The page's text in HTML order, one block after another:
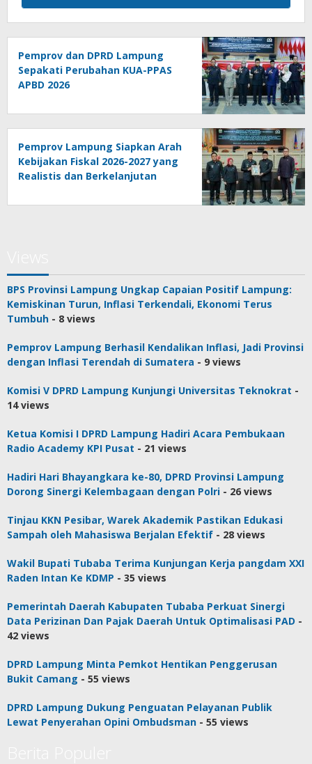
Pemprov dan DPRD Lampung
Sepakati Perubahan KUA-PPAS
APBD 2026
Pemprov Lampung Siapkan Arah
Kebijakan Fiskal 2026-2027 yang
Realistis dan Berkelanjutan
BPS Provinsi Lampung Ungkap Capaian Positif Lampung:
Kemiskinan Turun, Inflasi Terkendali, Ekonomi Terus
Tumbuh - 8 views
Pemprov Lampung Berhasil Kendalikan Inflasi, Jadi Provinsi
dengan Inflasi Terendah di Sumatera - 9 views
Komisi V DPRD Lampung Kunjungi Universitas Teknokrat -
14 views
Ketua Komisi I DPRD Lampung Hadiri Acara Pembukaan
Radio Academy KPI Pusat - 21 views
Hadiri Hari Bhayangkara ke-80, DPRD Provinsi Lampung
Dorong Sinergi Kelembagaan dengan Polri - 26 views
Tinjau KKN Pesibar, Warek Akademik Pastikan Edukasi
Sampah oleh Mahasiswa Berjalan Efektif - 28 views
Wakil Bupati Tubaba Terima Kunjungan Kerja pangdam XXI
Raden Intan Ke KDMP - 35 views
Pemerintah Daerah Kabupaten Tubaba Perkuat Sinergi
Data Perizinan Dan Pajak Daerah Untuk Optimalisasi PAD -
42 views
DPRD Lampung Minta Pemkot Hentikan Penggerusan
Bukit Camang - 55 views
DPRD Lampung Dukung Penguatan Pelayanan Publik
Lewat Penyerahan Opini Ombudsman - 55 views